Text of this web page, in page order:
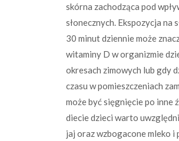
skórna zachodząca pod
słonecznych. Ekspozycja na
30 minut dziennie może
witaminy D w organizmie
okresach zimowych lub gdy
czasu w pomieszczeniach
może być sięgnięcie po inne
diecie dzieci warto
jaj oraz wzbogacone mleko i